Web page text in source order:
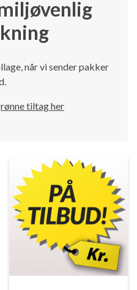
når vi sender pakker
tiltag her